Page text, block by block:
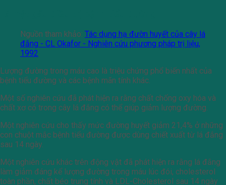
Nguồn tham khảo: Tác dụng hạ đườn huyết của cây lá
đắng - CL Okafor - Nghiên cứu phương pháp trị liệu,
1992
Lượng đường trong máu cao là triệu chứng phổ biến nhất của
bệnh tiểu đường và các bệnh mãn tính khác.
Một số nghiên cứu đã phát hiện ra rằng chất chống oxy hóa và
chất xơ có trong cây lá đắng có thể giúp giảm lượng đường.
Một nghiên cứu cho thấy mức đường huyết giảm 21,4% ở những
con chuột mắc bệnh tiểu đường được dùng chiết xuất từ ​​lá đắng
sau 14 ngày.
Một nghiên cứu khác trên động vật đã phát hiện ra rằng lá đắng
làm giảm đáng kể lượng đường trong máu lúc đói, cholesterol
toàn phần, chất béo trung tính và LDL-Cholesterol sau 14 ngày